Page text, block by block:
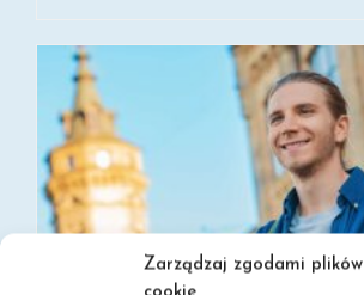
Zarządzaj zgodami plików